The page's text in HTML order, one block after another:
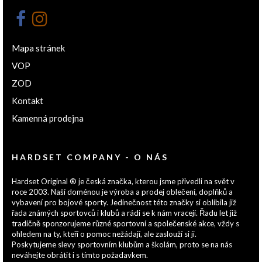
Mapa stránek
VOP
ZOD
Kontakt
Kamenná prodejna
HARDSET COMPANY - O NÁS
Hardset Original ® je česká značka, kterou jsme přivedli na svět v
roce 2003. Naší doménou je výroba a prodej oblečení, doplňků a
vybavení pro bojové sporty. Jedinečnost této značky si oblíbila již
řada známých sportovců i klubů a rádi se k nám vracejí. Řadu let již
tradičně sponzorujeme různé sportovní a společenské akce, vždy s
ohledem na ty, kteří o pomoc nežádají, ale zaslouží si ji.
Poskytujeme slevy sportovním klubům a školám, proto se na nás
neváhejte obrátit i s tímto požadavkem.